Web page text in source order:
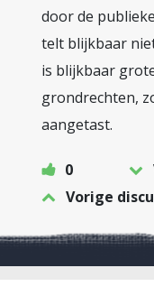
door de
telt blijkbaar
is blijkbaar
grondrechten,
aangetast.
0
Vorige